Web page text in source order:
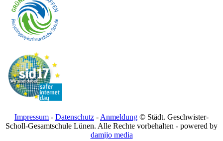
Impressum - Datenschutz - Anmeldung © Städt. Geschwister-
Scholl-Gesamtschule Lünen. Alle Rechte vorbehalten - powered by
damijo media